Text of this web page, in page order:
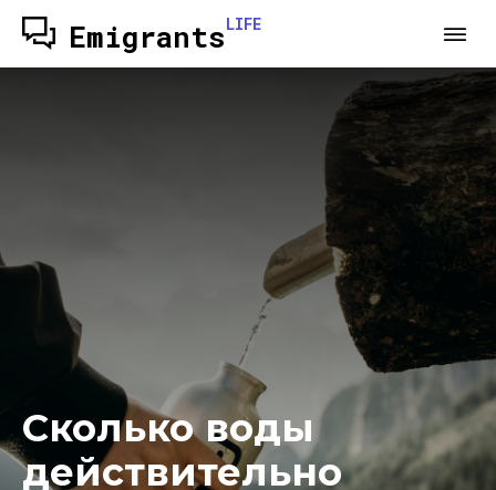
EmigrantsLIFE
Сколько воды
действительно